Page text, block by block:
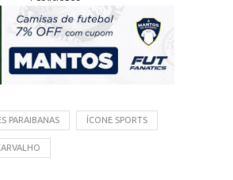
PARAIBANAS ÍCONE SPORTS